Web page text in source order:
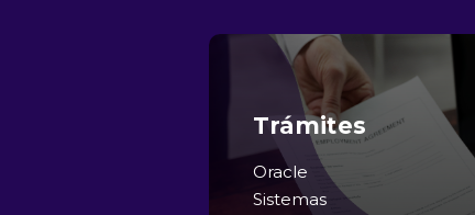
Trámites
Oracle
Sistemas